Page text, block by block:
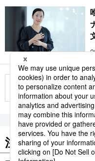
も
注目のキーワー